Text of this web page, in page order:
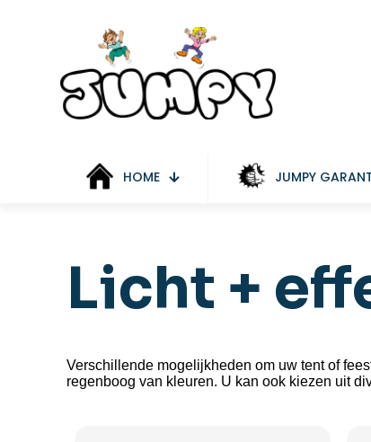
HOME JUMPY
Licht +
Verschillende mogelijkheden om uw tent of
regenboog van kleuren. U kan ook kiezen uit